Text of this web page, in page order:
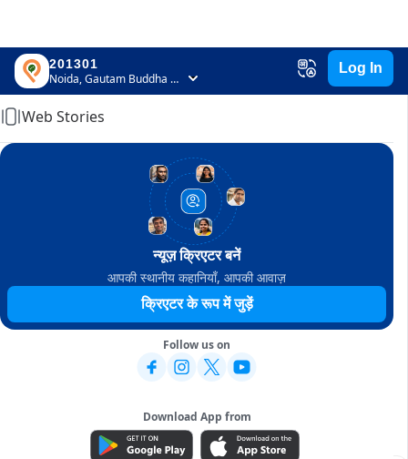
201301
Noida, Gautam Buddha Nagar, Uttar Pradesh
Log In
Home
Web Stories
न्यूज़ क्रिएटर बनें
आपकी स्थानीय कहानियाँ, आपकी आवाज़
क्रिएटर के रूप में जुड़ें
Follow us on
Download App from